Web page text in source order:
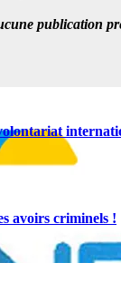
publication
avoirs criminels !